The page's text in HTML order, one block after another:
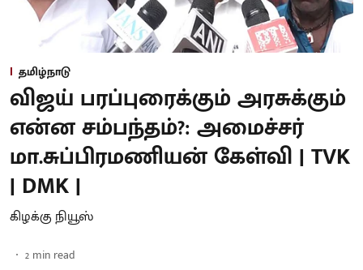
தமிழ்நாடு
விஜய் பரப்புரைக்கும் அரசுக்கும்
என்ன சம்பந்தம்?: அமைச்சர்
மா.சுப்பிரமணியன் கேள்வி | TVK
| DMK |
கிழக்கு நியூஸ்
2 min read